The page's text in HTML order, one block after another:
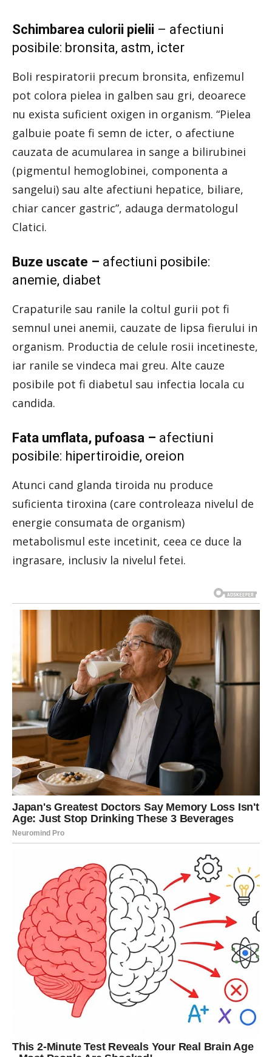
Schimbarea culorii pielii – afectiuni
posibile: bronsita, astm, icter
Boli respiratorii precum bronsita, enfizemul
pot colora pielea in galben sau gri, deoarece
nu exista suficient oxigen in organism. “Pielea
galbuie poate fi semn de icter, o afectiune
cauzata de acumularea in sange a bilirubinei
(pigmentul hemoglobinei, componenta a
sangelui) sau alte afectiuni hepatice, biliare,
chiar cancer gastric”, adauga dermatologul
Clatici.
Buze uscate – afectiuni posibile:
anemie, diabet
Crapaturile sau ranile la coltul gurii pot fi
semnul unei anemii, cauzate de lipsa fierului in
organism. Productia de celule rosii incetineste,
iar ranile se vindeca mai greu. Alte cauze
posibile pot fi diabetul sau infectia locala cu
candida.
Fata umflata, pufoasa – afectiuni
posibile: hipertiroidie, oreion
Atunci cand glanda tiroida nu produce
suficienta tiroxina (care controleaza nivelul de
energie consumata de organism)
metabolismul este incetinit, ceea ce duce la
ingrasare, inclusiv la nivelul fetei.